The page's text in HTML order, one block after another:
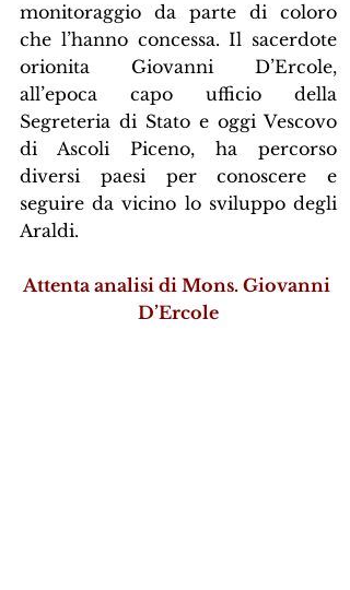
monitoraggio da parte di coloro
che l’hanno concessa. Il sacerdote
orionita Giovanni D’Ercole,
all’epoca capo ufficio della
Segreteria di Stato e oggi Vescovo
di Ascoli Piceno, ha percorso
diversi paesi per conoscere e
seguire da vicino lo sviluppo degli
Araldi.
Attenta analisi di Mons. Giovanni
D’Ercole